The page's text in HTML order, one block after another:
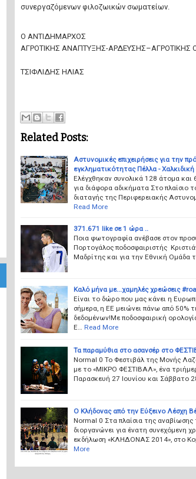
συνεργαζόμενων φιλοζωικών σωματείων.
Ο ΑΝΤΙΔΗΜΑΡΧΟΣ
ΑΓΡΟΤΙΚΗΣ ΑΝΑΠΤΥΞΗΣ-ΑΡΔΕΥΣΗΣ–ΑΓΡΟΤΙΚΗΣ
ΤΣΙΦΛΙΔΗΣ ΗΛΙΑΣ
Related Posts:
Αστυνομικές επιχειρήσεις για την
εγκληματικότητας Πέλλα - Χαλκιδική
Ελέγχθηκαν συνολικά 128 άτομα
για διάφορα αδικήματα Στο πλαίσιο
διαταγής της Περιφερειακής
Read More
371.671 like σε 1 ώρα ..
Ποια φωτογραφία ανέβασε στον
Πορτογάλος ποδοσφαιριστής
Μαδρίτης και για την Εθνική Ομάδα
Καλό μήνα με...χαμηλές χρεώσεις
Είναι το δώρο που μας κάνει η
σήμερα, η ΕΕ μειώνει πάνω από 50%
δεδομένων!Με ποδοσφαιρική
Ε…
Read More
Τα παραμύθια στο ασανσέρ στο
Normal 0 Το Φεστιβάλ της Μονής
με το «ΜΙΚΡΟ ΦΕΣΤΙΒΑΛ», ένα
Παρασκευή 27 Ιουνίου και Σάββατο 28
Ο Κλήδονας από την Εύξεινο Λέσχη
Normal 0 Στα πλαίσια της
διοργανώνει για ένατη συνεχόμενη
εκδήλωση «ΚΛΗΔΟΝΑΣ 2014», στο
More